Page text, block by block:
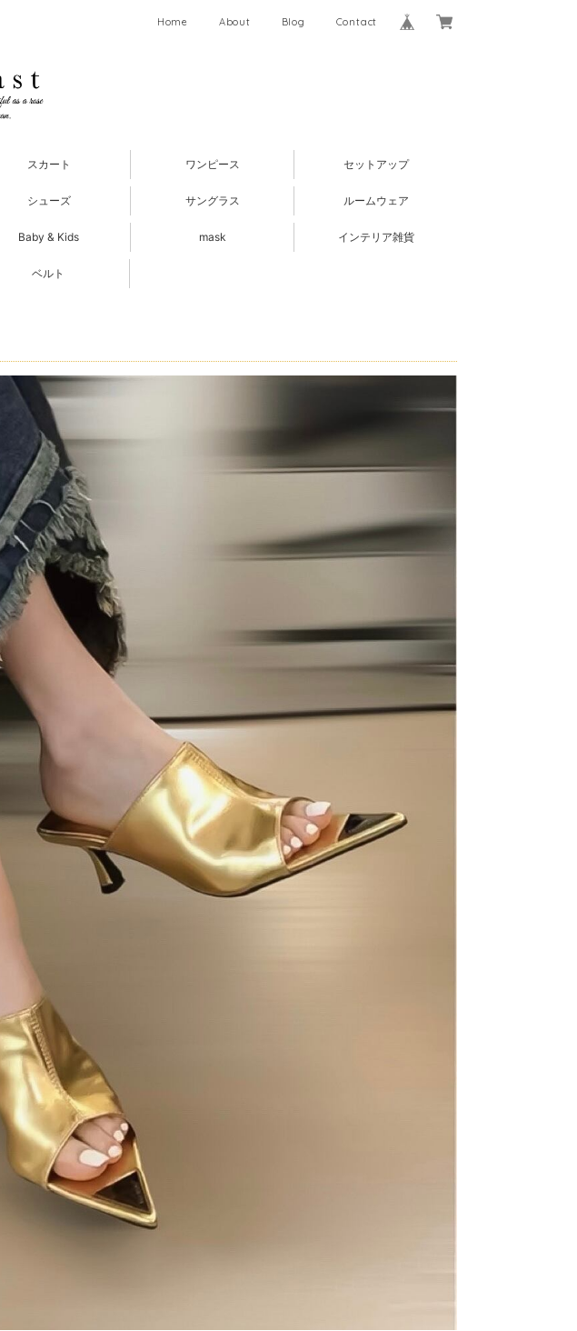
Home About Blog Contact
スカート ワンピース セットアップ
シューズ サングラス ルームウェア
Baby & Kids mask インテリア雑貨
ベルト